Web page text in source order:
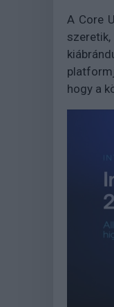
A Core
hogy a